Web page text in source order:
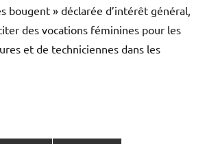
bougent » déclarée d’intérêt général,
des vocations féminines pour les
et de techniciennes dans les